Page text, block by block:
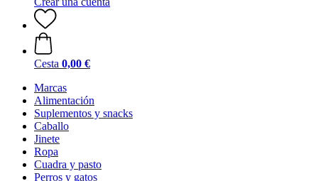
Cesta 0,00 €
Marcas
Alimentación
Suplementos y snacks
Caballo
Jinete
Ropa
Cuadra y pasto
Perros y gatos